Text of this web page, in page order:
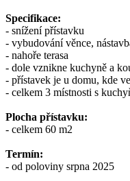
Specifikace:
- snížení přístavku
- vybudování věnce,
- nahoře terasa
- dole vznikne kuchyně a
- přístavek je u domu, kde
- celkem 3 místnosti s
Plocha přístavku:
- celkem 60 m2
Termín:
- od poloviny srpna 2025